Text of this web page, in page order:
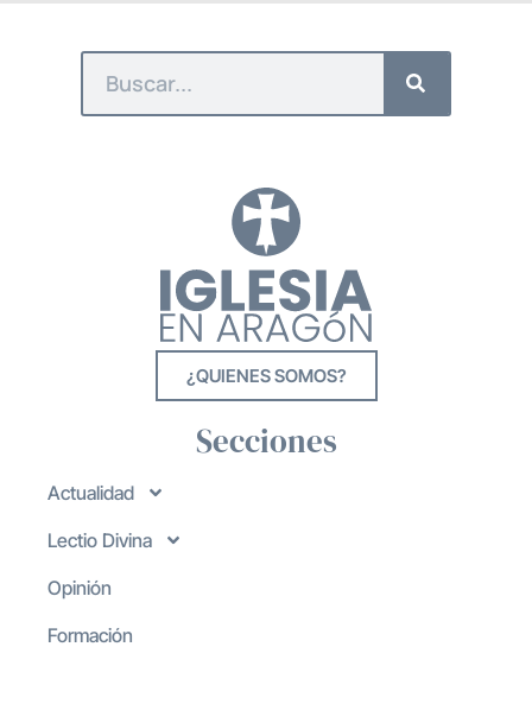
¿QUIENES SOMOS?
Secciones
Actualidad
Lectio Divina
Opinión
Formación